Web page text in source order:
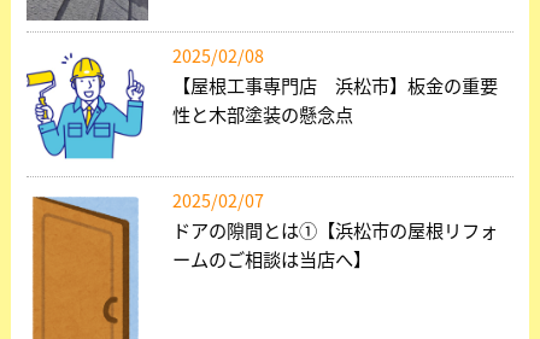
2025/02/08
【屋根工事専門店 浜松市】板金の重要
性と木部塗装の懸念点
2025/02/07
ドアの隙間とは①【浜松市の屋根リフォ
ームのご相談は当店へ】